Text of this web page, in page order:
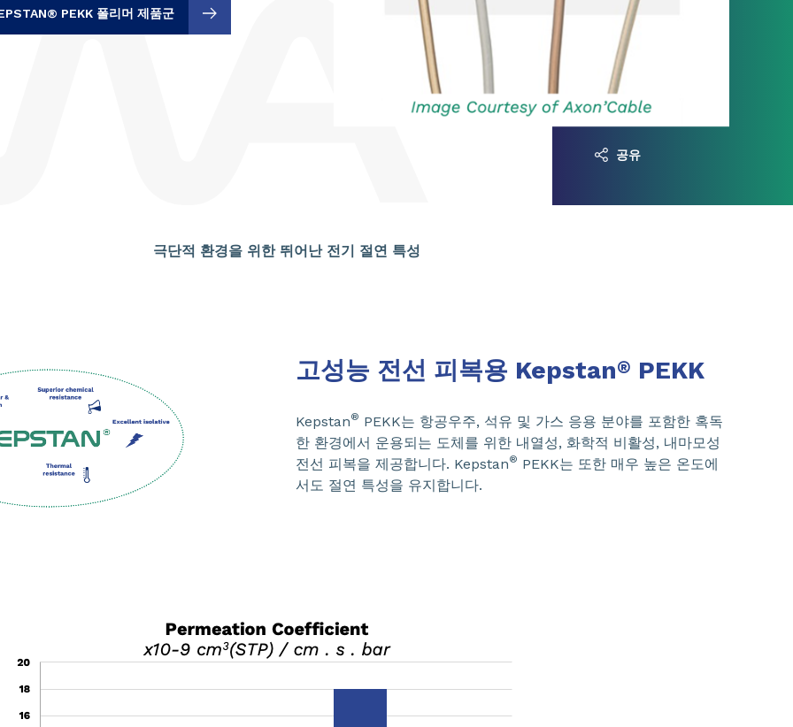
PEKK 폴리머 제품군
공유
극단적 환경을 위한 뛰어난 전기 절연 특성
고성능 전선 피복용 Kepstan® PEKK
Kepstan® PEKK는 항공우주, 석유 및 가스 응용 분야를 포함한 혹독
한 환경에서 운용되는 도체를 위한 내열성, 화학적 비활성, 내마모성
전선 피복을 제공합니다. Kepstan® PEKK는 또한 매우 높은 온도에
서도 절연 특성을 유지합니다.